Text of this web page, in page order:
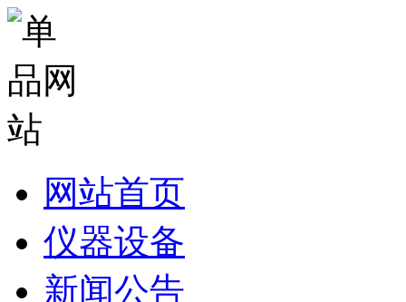
网站首页
仪器设备
新闻公告